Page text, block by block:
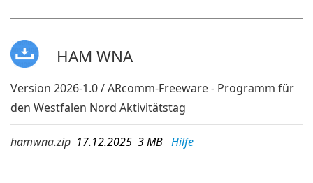
HAM WNA
Version 2026-1.0 / ARcomm-Freeware - Programm für
den Westfalen Nord Aktivitätstag
hamwna.zip 17.12.2025 3 MB Hilfe